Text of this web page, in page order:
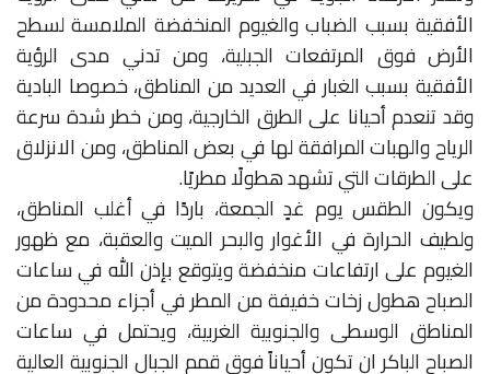
الأفقية بسبب الضباب والغيوم المنخفضة الملامسة لسطح
الأرض فوق المرتفعات الجبلية، ومن تدني مدى الرؤية
الأفقية بسبب الغبار في العديد من المناطق، خصوصا البادية
وقد تنعدم أحيانا على الطرق الخارجية، ومن خطر شدة سرعة
الرياح والهبات المرافقة لها في بعض المناطق، ومن الانزلاق
على الطرقات التي تشهد هطولًا مطريًا.
ويكون الطقس يوم غدٍ الجمعة، باردًا في أغلب المناطق،
ولطيف الحرارة في الأغوار والبحر الميت والعقبة، مع ظهور
الغيوم على ارتفاعات منخفضة ويتوقع بإذن اللّٰه في ساعات
الصباح هطول زخات خفيفة من المطر في أجزاء محدودة من
المناطق الوسطى والجنوبية الغربية، ويحتمل في ساعات
الصباح الباكر ان تكون أحياناً فوق قمم الجبال الجنوبية العالية